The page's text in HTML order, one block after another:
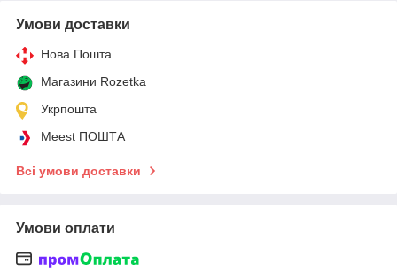
Умови доставки
Нова Пошта
Магазини Rozetka
Укрпошта
Meest ПОШТА
Всі умови доставки
Умови оплати